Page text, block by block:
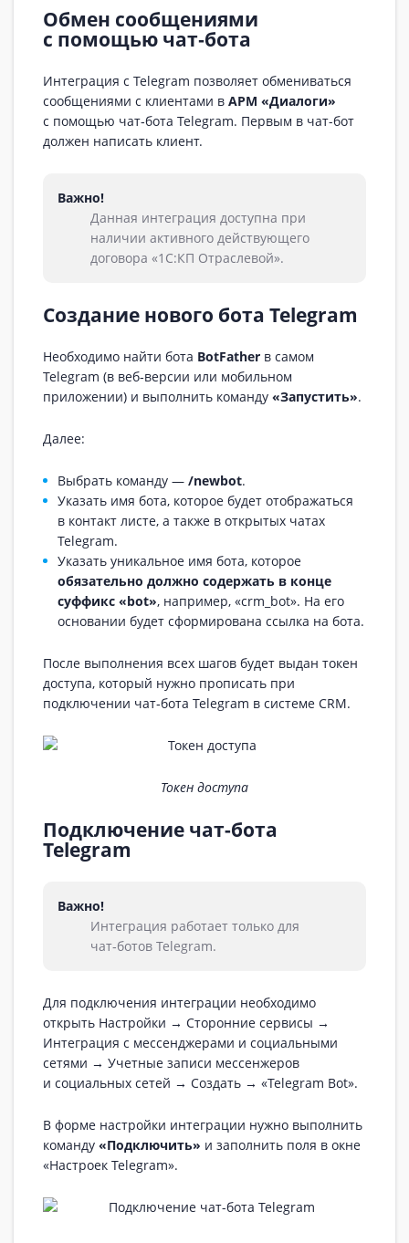
Обмен сообщениями
с помощью чат‑бота
Интеграция с Telegram позволяет обмениваться
сообщениями с клиентами в АРМ «Диалоги»
c помощью чат‑бота Telegram. Первым в чат-бот
должен написать клиент.
Важно!
Данная интеграция доступна при
наличии активного действующего
договора «1С:КП Отраслевой».
Создание нового бота Telegram
Необходимо найти бота BotFather в самом
Telegram (в веб‑версии или мобильном
приложении) и выполнить команду «Запустить».
Далее:
Выбрать команду — /newbot.
Указать имя бота, которое будет отображаться
в контакт листе, а также в открытых чатах
Telegram.
Указать уникальное имя бота, которое
обязательно должно содержать в конце
суффикс «bot», например, «crm_bot». На его
основании будет сформирована ссылка на бота.
После выполнения всех шагов будет выдан токен
доступа, который нужно прописать при
подключении чат‑бота Telegram в системе CRM.
Токен доступа
Подключение чат-бота
Telegram
Важно!
Интеграция работает только для
чат‑ботов Telegram.
Для подключения интеграции необходимо
открыть Настройки → Сторонние сервисы →
Интеграция с мессенджерами и социальными
сетями → Учетные записи мессенжеров
и социальных сетей → Создать → «Telegram Bot».
В форме настройки интеграции нужно выполнить
команду «Подключить» и заполнить поля в окне
«Настроек Telegram».